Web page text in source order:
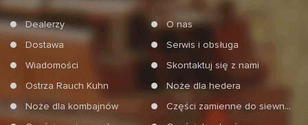
Dealerzy
O nas
Dostawa
Serwis i obsługa
Wiadomości
Skontaktuj się z nami
Ostrza Rauch Kuhn
Noże dla hedera
Noże dla kombajnów
Części zamienne do siewników